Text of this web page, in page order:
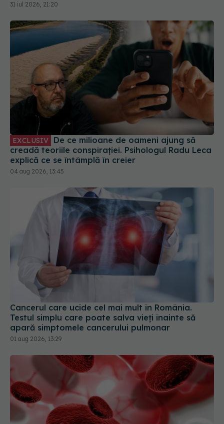
EXCLUSIV
De ce milioane de oameni ajung să
creadă teoriile conspirației. Psihologul Radu Leca
explică ce se întâmplă în creier
04 aug 2026, 13:45
Cancerul care ucide cel mai mult în România.
Testul simplu care poate salva vieți înainte să
apară simptomele cancerului pulmonar
01 aug 2026, 13:29